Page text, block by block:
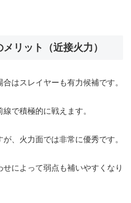
リット（近接火力）
はスレイヤーも有力候補です。
で積極的に戦えます。
、火力面では非常に優秀です。
によって弱点も補いやすくなり